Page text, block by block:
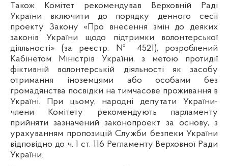
Також Комітет рекомендував Верховній Раді
України включити до порядку денного сесії
проекту Закону «Про внесення змін до деяких
законів України щодо підтримки волонтерської
діяльності» (за реєстр. № 4521), розроблений
Кабінетом Міністрів України, з метою протидії
фіктивній волонтерській діяльності як засобу
отримання іноземцями або особами без
громадянства посвідки на тимчасове проживання в
Україні. При цьому, народні депутати України-
члени Комітету рекомендують парламенту
прийняти зазначений законопроект за основу, з
урахуванням пропозицій Служби безпеки України
відповідно до ч. 1 ст. 116 Регламенту Верховної Ради
України.